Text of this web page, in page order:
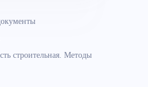
строительная. Методы